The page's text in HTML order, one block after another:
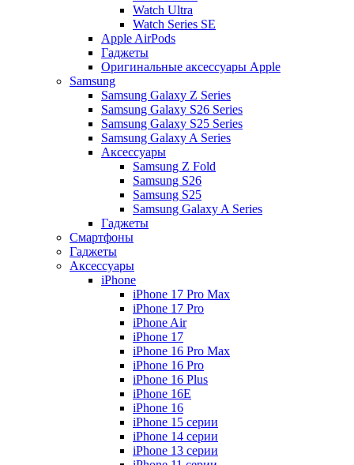
Watch Ultra
Watch Series SE
Apple AirPods
Гаджеты
Оригинальные аксессуары Apple
Samsung
Samsung Galaxy Z Series
Samsung Galaxy S26 Series
Samsung Galaxy S25 Series
Samsung Galaxy A Series
Аксессуары
Samsung Z Fold
Samsung S26
Samsung S25
Samsung Galaxy A Series
Гаджеты
Смартфоны
Гаджеты
Аксессуары
iPhone
iPhone 17 Pro Max
iPhone 17 Pro
iPhone Air
iPhone 17
iPhone 16 Pro Max
iPhone 16 Pro
iPhone 16 Plus
iPhone 16E
iPhone 16
iPhone 15 серии
iPhone 14 серии
iPhone 13 серии